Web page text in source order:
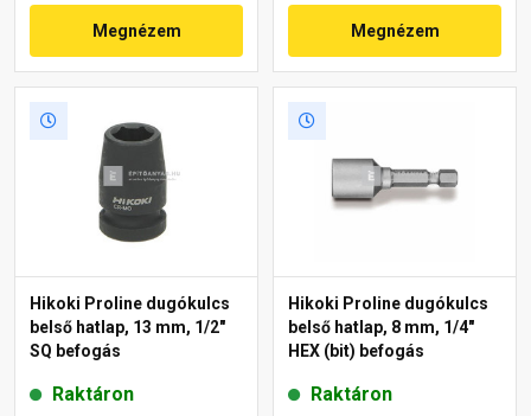
Megnézem Megnézem
Hikoki Proline dugókulcs
belső hatlap, 13 mm, 1/2"
SQ befogás
Raktáron
Hikoki Proline dugókulcs
belső hatlap, 8 mm, 1/4"
HEX (bit) befogás
Raktáron